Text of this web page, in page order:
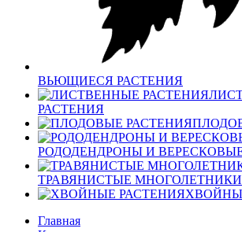
ВЬЮЩИЕСЯ РАСТЕНИЯ
РАСТЕНИЯ
РОДОДЕНДРОНЫ И
ТРАВЯНИСТЫЕ МНОГОЛЕТНИКИ
Главная